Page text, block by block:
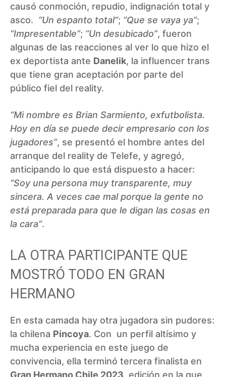
causó conmoción, repudio, indignación total y
asco. “Un espanto total”; “Que se vaya ya”;
“Impresentable”; “Un desubicado”, fueron
algunas de las reacciones al ver lo que hizo el
ex deportista ante Danelik, la influencer trans
que tiene gran aceptación por parte del
público fiel del reality.
“Mi nombre es Brian Sarmiento, exfutbolista.
Hoy en día se puede decir empresario con los
jugadores”, se presentó el hombre antes del
arranque del reality de Telefe, y agregó,
anticipando lo que está dispuesto a hacer:
“Soy una persona muy transparente, muy
sincera. A veces cae mal porque la gente no
está preparada para que le digan las cosas en
la cara”.
LA OTRA PARTICIPANTE QUE
MOSTRÓ TODO EN GRAN
HERMANO
En esta camada hay otra jugadora sin pudores:
la chilena Pincoya. Con un perfil altísimo y
mucha experiencia en este juego de
convivencia, ella terminó tercera finalista en
Gran Hermano Chile 2023 , edición en la que